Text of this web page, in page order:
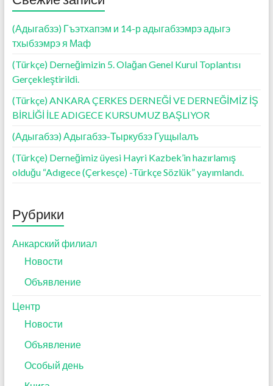
(Адыгабзэ) Гъэтхапэм и 14-р адыгабзэмрэ адыгэ
тхыбзэмрэ я Маф
(Türkçe) Derneğimizin 5. Olağan Genel Kurul Toplantısı
Gerçekleştirildi.
(Türkçe) ANKARA ÇERKES DERNEĞİ VE DERNEĞİMİZ İŞ
BİRLİĞİ İLE ADIGECE KURSUMUZ BAŞLIYOR
(Адыгабзэ) Адыгабзэ-Тыркубзэ Гущыӏалъ
(Türkçe) Derneğimiz üyesi Hayri Kazbek’in hazırlamış
olduğu “Adıgece (Çerkesçe) -Türkçe Sözlük” yayımlandı.
Рубрики
Анкарский филиал
Новости
Объявление
Центр
Новости
Объявление
Особый день